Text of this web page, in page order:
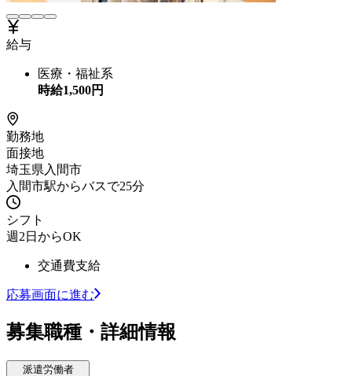
給与
医療・福祉系
時給1,500円
勤務地
面接地
埼玉県入間市
入間市駅からバスで25分
シフト
週2日からOK
交通費支給
応募画面に進む
募集職種・詳細情報
派遣労働者